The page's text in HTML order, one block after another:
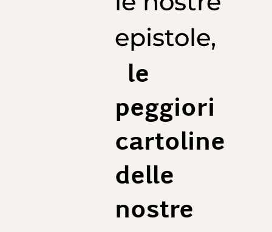
Taglia 41 (Taglia XL, 52)
Taglia 42 (Taglia XXL, 54)
epistole,
le
peggiori
cartoline
delle
nostre